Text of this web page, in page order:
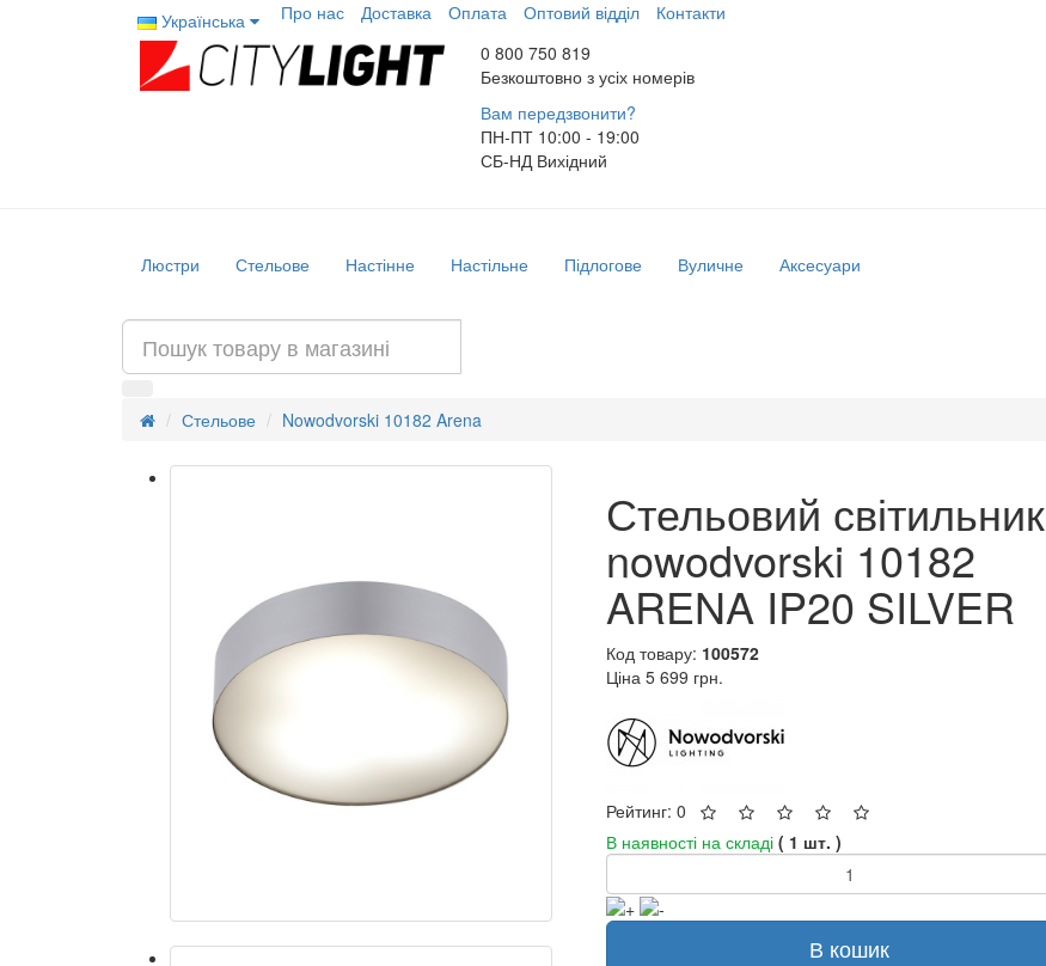
Українська Про нас Доставка Оплата Оптовий відділ
Контакти
0 800 750 819
Безкоштовно з усіх номерів
Вам передзвонити?
ПН-ПТ 10:00 - 19:00
СБ-НДВихідний
Люстри Стельове Настінне Настільне Підлогове Вуличне Аксесуари
Стельове Nowodvorski 10182 Arena
Стельовий світильник
nowodvorski 10182
ARENA IP20 SILVER
Код товару: 100572
Ціна 5 699 грн.
Рейтинг: 0
В наявності на складі ( 1 шт. )
В кошик